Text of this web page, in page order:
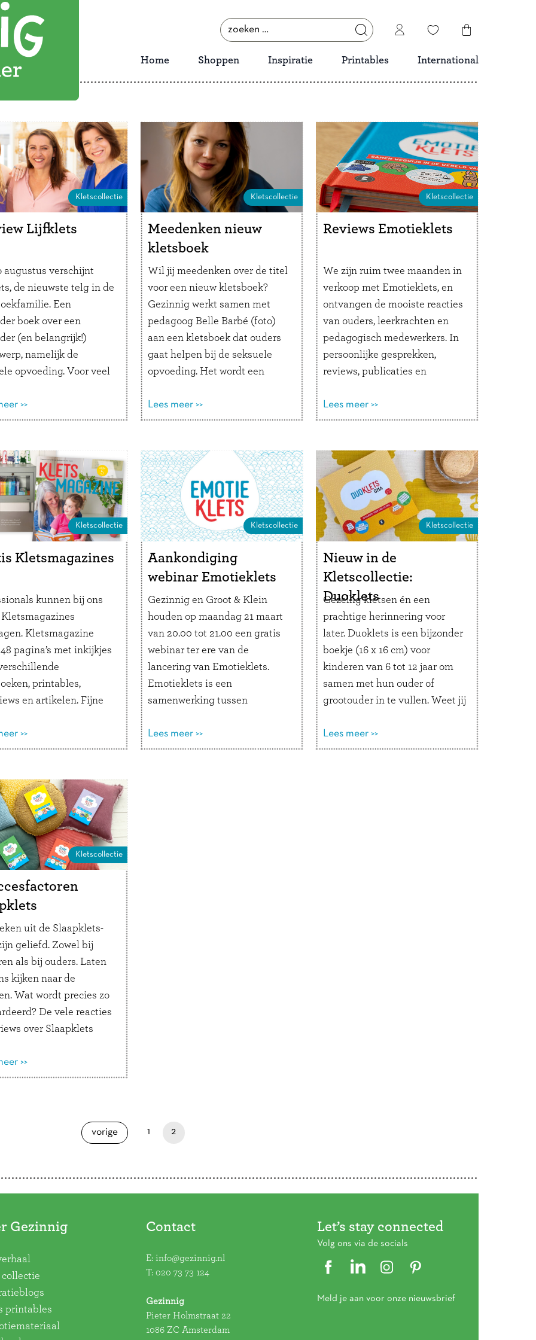
zoeken
naar:
Home Shoppen Inspiratie Printables International
Kletscollectie
Lijfklets
augustus verschijnt
de nieuwste telg in de
Een
boek over een
(en belangrijk!)
namelijk de
opvoeding. Voor veel
aanknoopt én veel
vragen zich af wat je
Daarom dit
…Lees verder
>>
Kletscollectie
Meedenken nieuw
kletsboek
Wil jij meedenken over de titel
voor een nieuw kletsboek?
Gezinnig werkt samen met
pedagoog Belle Barbé (foto)
aan een kletsboek dat ouders
gaat helpen bij de seksuele
opvoeding. Het wordt een
tot 9 jaar om zonder schaamte
te praten over je blootje,
aangeven, gezinsvormen, hoe
baby’s …Lees verder
Lees meer >>
Kletscollectie
Reviews Emotieklets
We zijn ruim twee maanden in
verkoop met Emotieklets, en
ontvangen de mooiste reacties
van ouders, leerkrachten en
pedagogisch medewerkers. In
persoonlijke gesprekken,
reviews, publicaties en
mediakanalen. Een kleine
greep uit alle reacties willen
SOCIALS REVIEWS
PUBLICATIES In de
boekenrubriek van Psychologie
Magazine (nummer 7 2022)
verscheen …Lees verder
Lees meer >>
Kletscollectie
Kletsmagazines
kunnen bij ons
Kletsmagazine
pagina’s met inkijkjes
printables,
en artikelen. Fijne
en de
Voor opvoed- en
en andere
is het mogelijk
stapel Kletsmagazines
vragen. Organiseer je
een opvoedpoli, …Lees
>>
Kletscollectie
Aankondiging
webinar Emotieklets
Gezinnig en Groot & Klein
houden op maandag 21 maart
van 20.00 tot 21.00 een gratis
webinar ter ere van de
lancering van Emotieklets.
Emotieklets is een
samenwerking tussen
Tischa Neve en het
kletsboekteam van Gezinnig:
Lees meer >>
Kletscollectie
Nieuw in de
Kletscollectie:
Duoklets
Gezellig kletsen én een
prachtige herinnering voor
later. Duoklets is een bijzonder
boekje (16 x 16 cm) voor
kinderen van 6 tot 12 jaar om
samen met hun ouder of
grootouder in te vullen. Weet jij
Zou papa voor 1000 euro een
nachtje in een konijnenhok
Lees meer >>
Kletscollectie
uit de Slaapklets-
geliefd. Zowel bij
als bij ouders. Laten
kijken naar de
Wat wordt precies zo
De vele reacties
over Slaapklets
Waarom zijn
en ouders zo dol op
in de Slaapklets-
>>
paginapage 2 of 2
vorige
pagina pagina
1 je bent nu op pagina
2
Gezinnig
collectie
printables
Contact
E: info@gezinnig.nl
T: 020 73 73 124
Gezinnig
Pieter Holmstraat 22
1086 ZC Amsterdam
Let’s stay connected
Volg ons via de socials
Meld je aan voor onze nieuwsbrief